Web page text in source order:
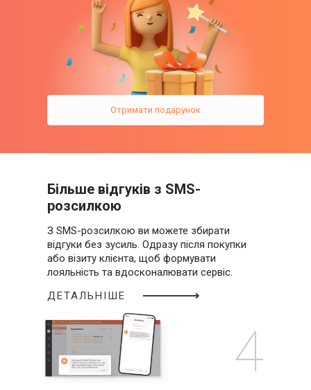
Отримати подарунок
4
Більше відгуків з SMS-
розсилкою
З SMS-розсилкою ви можете збирати
відгуки без зусиль. Одразу після покупки
або візиту клієнта, щоб формувати
лояльність та вдосконалювати сервіс.
ДЕТАЛЬНІШЕ